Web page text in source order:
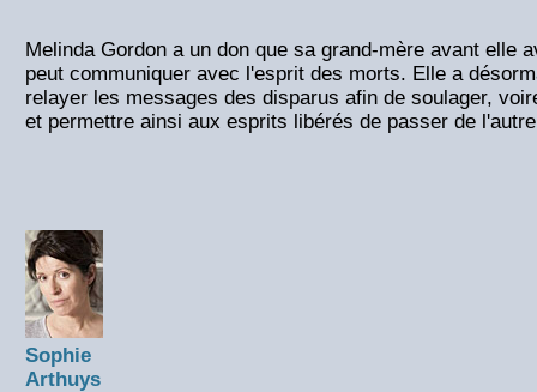
Melinda Gordon a un don que sa grand-mère avant elle
peut communiquer avec l'esprit des morts. Elle a
relayer les messages des disparus afin de soulager,
et permettre ainsi aux esprits libérés de passer de
Sophie
Arthuys